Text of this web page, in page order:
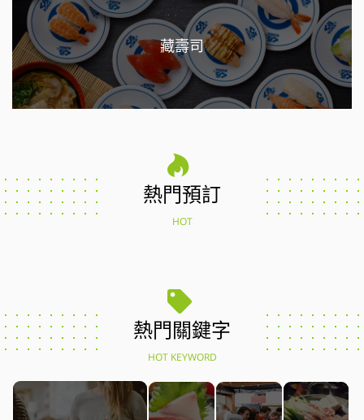
藏壽司
熱門預訂
HOT
熱門關鍵字
HOT KEYWORD